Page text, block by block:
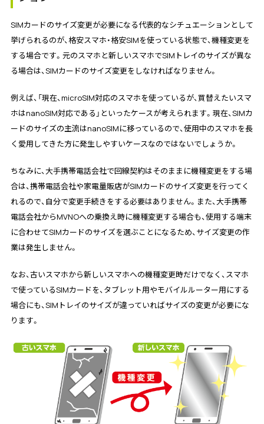
SIMカードのサイズ変更が必要になる代表的なシチュエーションとして
挙げられるのが、格安スマホ・格安SIMを使っている状態で、機種変更を
する場合です。元のスマホと新しいスマホでSIMトレイのサイズが異な
る場合は、SIMカードのサイズ変更をしなければなりません。
例えば、「現在、microSIM対応のスマホを使っているが、買替えたいスマ
ホはnanoSIM対応である」といったケースが考えられます。現在、SIMカ
ードのサイズの主流はnanoSIMに移っているので、使用中のスマホを長
く愛用してきた方に発生しやすいケースなのではないでしょうか。
ちなみに、大手携帯電話会社で回線契約はそのままに機種変更をする場
合は、携帯電話会社や家電量販店がSIMカードのサイズ変更を行ってく
れるので、自分で変更手続きをする必要はありません。また、大手携帯
電話会社からMVNOへの乗換え時に機種変更する場合も、使用する端末
に合わせてSIMカードのサイズを選ぶことになるため、サイズ変更の作
業は発生しません。
なお、古いスマホから新しいスマホへの機種変更時だけでなく、スマホ
で使っているSIMカードを、タブレット用やモバイルルーター用にする
場合にも、SIMトレイのサイズが違っていればサイズの変更が必要にな
ります。